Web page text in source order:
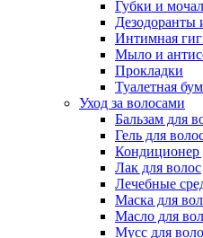
Губки и
Дезодоранты
Интимная
Мыло и
Прокладки
Туалетная
Уход за волосами
Бальзам для
Гель для
Кондиционер
Лак для волос
Лечебные
Маска для
Масло для
Мусс для